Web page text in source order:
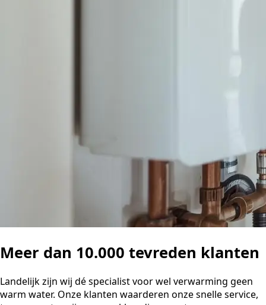
Meer dan 10.000 tevreden klanten
Landelijk zijn wij dé specialist voor wel verwarming geen
warm water. Onze klanten waarderen onze snelle service,